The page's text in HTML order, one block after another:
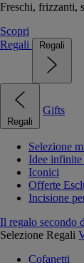
Freschi, frizzanti,
Scopri
Regali
Regali
Regali
Gifts
Selezione
Idee infinite
Iconici
Offerte
Incisione
Il regalo secondo
Selezione Regali
Cofanetti